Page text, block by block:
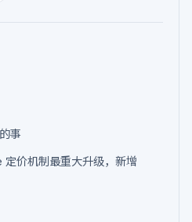
事
价机制最重大升级，新增